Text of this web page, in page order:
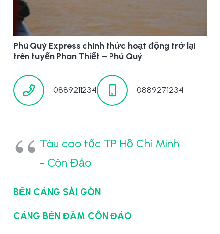
Phú Quý Express chính thức hoạt động trở lại
trên tuyến Phan Thiết – Phú Quý
0889211234 0889271234
Tàu cao tốc TP Hồ Chí Minh
- Côn Đảo
BẾN CẢNG SÀI GÒN
CẢNG BẾN ĐẦM CÔN ĐẢO